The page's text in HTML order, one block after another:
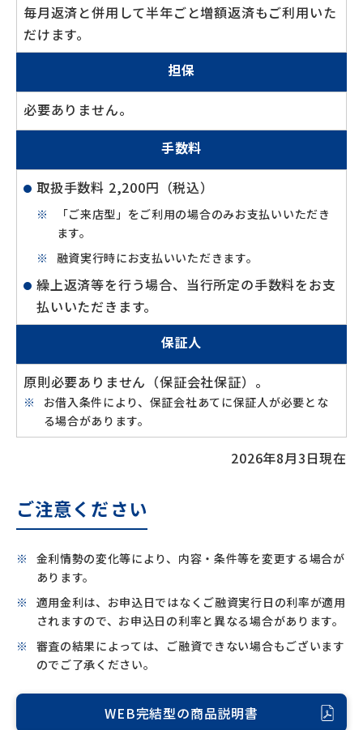
毎月返済と併用して半年ごと増額返済もご利用いた
だけます。
担保
必要ありません。
手数料
取扱手数料 2,200円（税込）
「ご来店型」をご利用の場合のみお支払いいただき
ます。
融資実行時にお支払いいただきます。
繰上返済等を行う場合、当行所定の手数料をお支
払いいただきます。
保証人
原則必要ありません（保証会社保証）。
お借入条件により、保証会社あてに保証人が必要とな
る場合があります。
2026年8月3日現在
ご注意ください
金利情勢の変化等により、内容・条件等を変更する場合が
あります。
適用金利は、お申込日ではなくご融資実行日の利率が適用
されますので、お申込日の利率と異なる場合があります。
審査の結果によっては、ご融資できない場合もございます
のでご了承ください。
WEB完結型の商品説明書